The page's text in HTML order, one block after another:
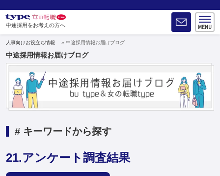
中途採用をお考えの方へ
人事向けお役立ち情報 中途採用情報お届けブログ
中途採用情報お届けブログ
# キーワードから探す
21.アンケート調査結果